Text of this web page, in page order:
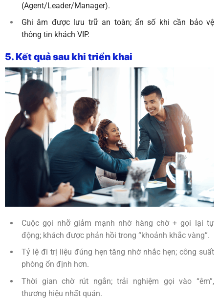
(Agent/Leader/Manager).
Ghi âm được lưu trữ an toàn; ẩn số khi cần bảo vệ
thông tin khách VIP.
5. Kết quả sau khi triển khai
Cuộc gọi nhỡ giảm mạnh nhờ hàng chờ + gọi lại tự
động; khách được phản hồi trong “khoảnh khắc vàng”.
Tỷ lệ đi trị liệu đúng hẹn tăng nhờ nhắc hẹn; công suất
phòng ổn định hơn.
Thời gian chờ rút ngắn; trải nghiệm gọi vào “êm”,
thương hiệu nhất quán.